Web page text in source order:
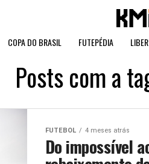
COPA DO BRASIL FUTEPÉDIA
Posts com a
FUTEBOL 4 meses atrás
Do impossível